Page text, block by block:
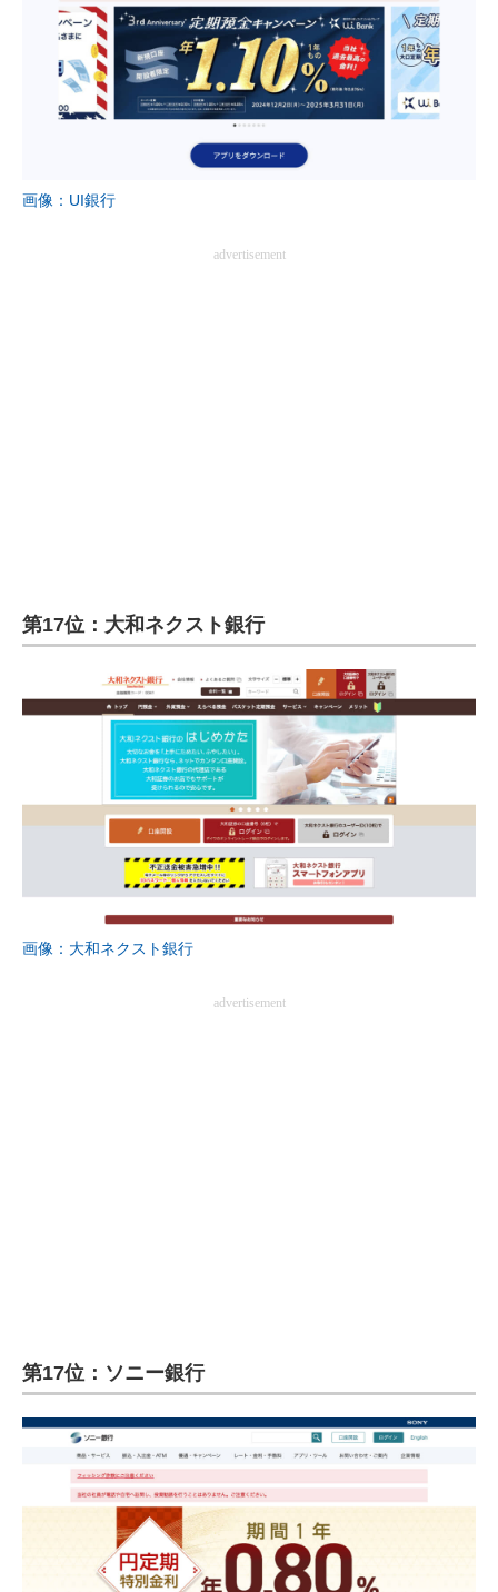
ちょっと気になるネットの話題
画像：UI銀行
advertisement
第17位：大和ネクスト銀行
画像：大和ネクスト銀行
advertisement
第17位：ソニー銀行